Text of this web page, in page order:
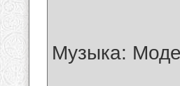
Музыка: